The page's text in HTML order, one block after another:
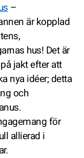
–
är kopplad
hus! Det är
jakt efter att
nya idéer; detta
och
för
allierad i